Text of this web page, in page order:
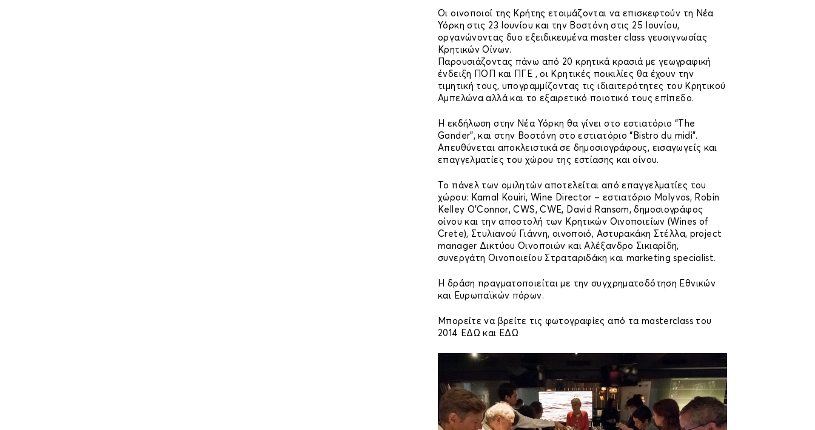
Οι οινοποιοί της Κρήτης ετοιμάζονται να επισκεφτούν τη Νέα
Υόρκη στις 23 Ιουνίου και την Βοστόνη στις 25 Ιουνίου,
οργανώνοντας δυο εξειδικευμένα master class γευσιγνωσίας
Κρητικών Οίνων.
Παρουσιάζοντας πάνω από 20 κρητικά κρασιά με γεωγραφική
ένδειξη ΠΟΠ και ΠΓΕ , οι Κρητικές ποικιλίες θα έχουν την
τιμητική τους, υπογραμμίζοντας τις ιδιαιτερότητες του Κρητικού
Αμπελώνα αλλά και το εξαιρετικό ποιοτικό τους επίπεδο.
Η εκδήλωση στην Νέα Υόρκη θα γίνει στο εστιατόριο “The
Gander”, και στην Βοστόνη στο εστιατόριο “Bistro du midi”.
Απευθύνεται αποκλειστικά σε δημοσιογράφους, εισαγωγείς και
επαγγελματίες του χώρου της εστίασης και οίνου.
Το πάνελ των ομιλητών αποτελείται από επαγγελματίες του
χώρου: Kamal Kouiri, Wine Director – εστιατόριο Molyvos, Robin
Kelley O’Connor, CWS, CWE, David Ransom, δημοσιογράφος
οίνου και την αποστολή των Κρητικών Οινοποιείων (Wines of
Crete), Στυλιανού Γιάννη, οινοποιό, Αστυρακάκη Στέλλα, project
manager Δικτύου Οινοποιών και Αλέξανδρο Σικιαρίδη,
συνεργάτη Οινοποιείου Στραταριδάκη και marketing specialist.
Η δράση πραγματοποιείται με την συγχρηματοδότηση Εθνικών
και Ευρωπαϊκών πόρων.
Μπορείτε να βρείτε τις φωτογραφίες από τα masterclass του
2014 ΕΔΩ και ΕΔΩ